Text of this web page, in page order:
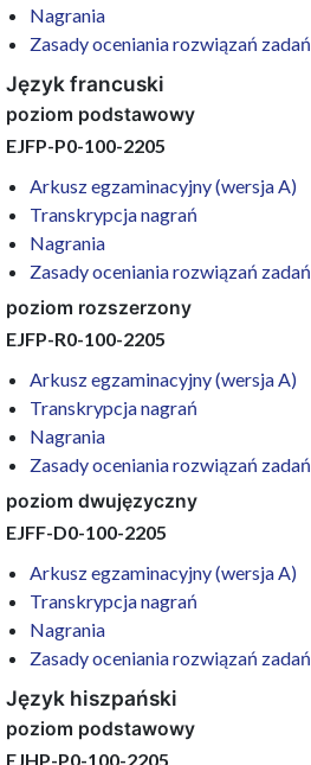
Nagrania
Zasady oceniania rozwiązań zadań
Język francuski
poziom podstawowy
EJFP-P0-100-2205
Arkusz egzaminacyjny (wersja A)
Transkrypcja nagrań
Nagrania
Zasady oceniania rozwiązań zadań
poziom rozszerzony
EJFP-R0-100-2205
Arkusz egzaminacyjny (wersja A)
Transkrypcja nagrań
Nagrania
Zasady oceniania rozwiązań zadań
poziom dwujęzyczny
EJFF-D0-100-2205
Arkusz egzaminacyjny (wersja A)
Transkrypcja nagrań
Nagrania
Zasady oceniania rozwiązań zadań
Język hiszpański
poziom podstawowy
EJHP-P0-100-2205